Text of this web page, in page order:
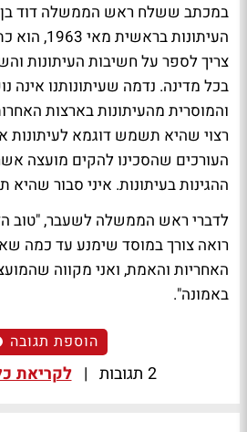
במכתב ששלח ראש הממשלה דוד
העיתונות
צריך לספר על חשיבות העיתונות
בכל מדינה. נדמה שעיתונותנו אינה
והמוסרית מהעיתונות בארצות
רצוי שהיא תשמש דוגמא לעיתונות
העורכים שהסכינו להקים מועצה
ההגינות בעיתונות. איני סבור
לדברי ראש הממשלה לשעבר, "טוב
רואה צורך במוסד שימנע עד כמה
האחריות והאמת, ואני מקווה
באמונה".
הוספת תגובה
2 תגובות | לקריאת